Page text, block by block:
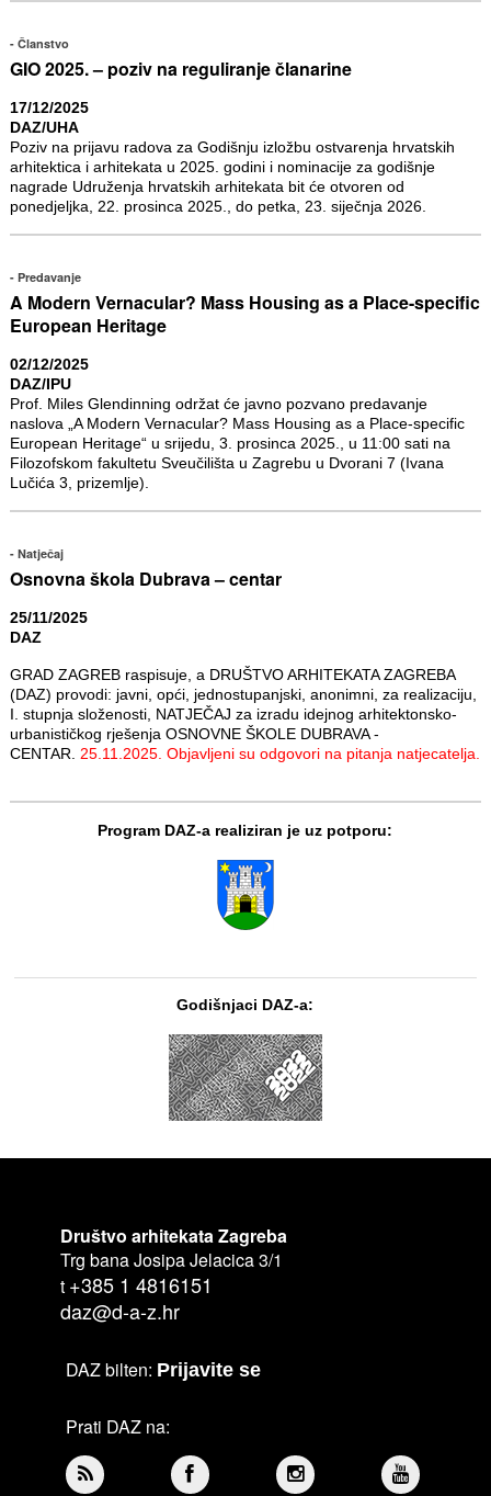
Članstvo
GIO 2025. – poziv na reguliranje članarine
17/12/2025
DAZ/UHA
Poziv na prijavu radova za Godišnju izložbu ostvarenja hrvatskih
arhitektica i arhitekata u 2025. godini i nominacije za godišnje
nagrade Udruženja hrvatskih arhitekata bit će otvoren od
ponedjeljka, 22. prosinca 2025., do petka, 23. siječnja 2026.
Predavanje
A Modern Vernacular? Mass Housing as a Place-specific
European Heritage
02/12/2025
DAZ/IPU
Prof. Miles Glendinning održat će javno pozvano predavanje
naslova „A Modern Vernacular? Mass Housing as a Place-specific
European Heritage“ u srijedu, 3. prosinca 2025., u 11:00 sati na
Filozofskom fakultetu Sveučilišta u Zagrebu u Dvorani 7 (Ivana
Lučića 3, prizemlje).
Natječaj
Osnovna škola Dubrava – centar
25/11/2025
DAZ
GRAD ZAGREB raspisuje, a DRUŠTVO ARHITEKATA ZAGREBA
(DAZ) provodi: javni, opći, jednostupanjski, anonimni, za realizaciju,
I. stupnja složenosti, NATJEČAJ za izradu idejnog arhitektonsko-
urbanističkog rješenja OSNOVNE ŠKOLE DUBRAVA -
CENTAR. 25.11.2025. Objavljeni su odgovori na pitanja natjecatelja.
Program DAZ-a realiziran je uz potporu:
Godišnjaci DAZ-a:
Društvo arhitekata Zagreba
Trg bana Josipa Jelacica 3/1
t +385 1 4816151
daz@d-a-z.hr
DAZ bilten: Prijavite se
Prati DAZ na: